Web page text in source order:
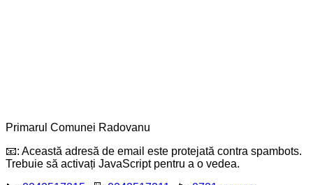
Primarul Comunei Radovanu
📧: Această adresă de email este protejată contra spambots.
Trebuie să activați JavaScript pentru a o vedea.